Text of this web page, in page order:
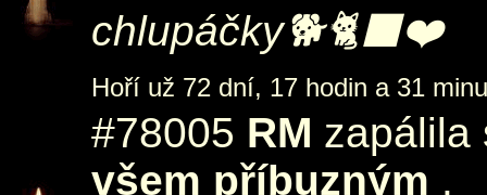
chlupáčky🐕🐈‍⬛❤️
Hoří už 72 dní, 17 hodin a 31
#78005 RM
všem příbuzným .